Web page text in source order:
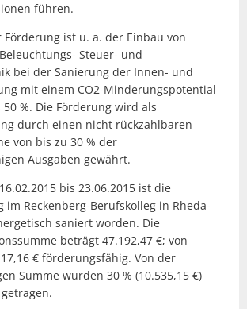
führen.
Förderung ist u. a. der Einbau von
Steuer- und
bei der Sanierung der Innen- und
mit einem CO2-Minderungspotential
%. Die Förderung wird als
durch einen nicht rückzahlbaren
von bis zu 30 % der
Ausgaben gewährt.
bis 23.06.2015 ist die
im Reckenberg-Berufskolleg in Rheda-
saniert worden. Die
beträgt 47.192,47 €; von
€ förderungsfähig. Von der
Summe wurden 30 % (10.535,15 €)